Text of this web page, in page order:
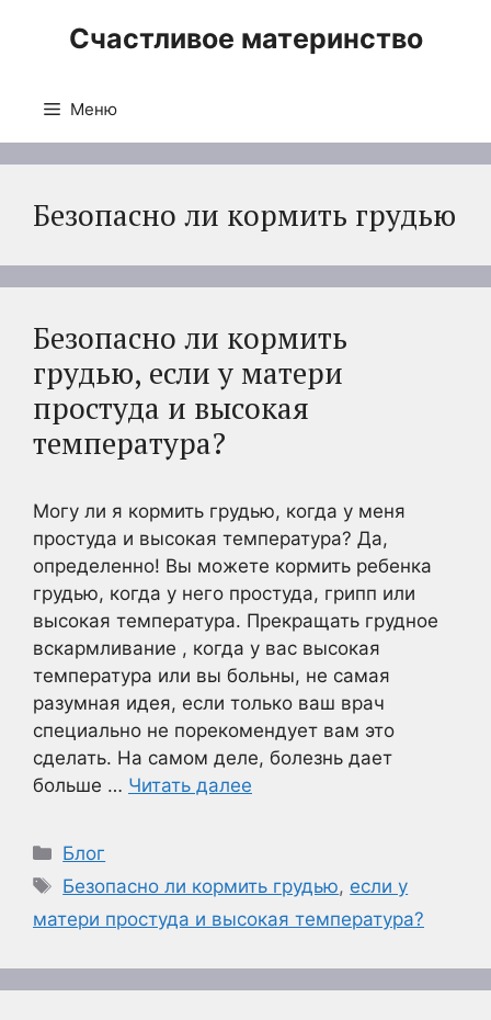
Счастливое материнство
Меню
Безопасно ли кормить грудью
Безопасно ли кормить
грудью, если у матери
простуда и высокая
температура?
Могу ли я кормить грудью, когда у меня
простуда и высокая температура? Да,
определенно! Вы можете кормить ребенка
грудью, когда у него простуда, грипп или
высокая температура. Прекращать грудное
вскармливание , когда у вас высокая
температура или вы больны, не самая
разумная идея, если только ваш врач
специально не порекомендует вам это
сделать. На самом деле, болезнь дает
больше … Читать далее
Рубрики
Блог
Метки
Безопасно ли кормить грудью, если у
матери простуда и высокая температура?